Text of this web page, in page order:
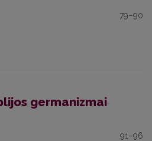
79–90
germanizmai
91–96